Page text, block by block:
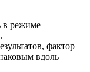
в режиме
фактор
вдоль